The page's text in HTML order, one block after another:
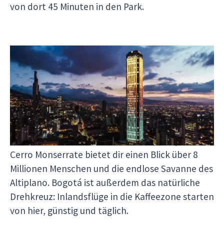
von dort 45 Minuten in den Park.
Bogotá — Kultur auf 2.600m
Bogotá liegt auf 2.600m Höhe — die ersten
Stunden spürst du die Luft dünner, danach
entdeckst du im Museo del Oro 55.000
präkolumbische Goldstücke, Streetart in La
Candelaria und die Gastro-Szene in Usaquén. Der
Cerro Monserrate bietet dir einen Blick über 8
Millionen Menschen und die endlose Savanne des
Altiplano. Bogotá ist außerdem das natürliche
Drehkreuz: Inlandsflüge in die Kaffeezone starten
von hier, günstig und täglich.